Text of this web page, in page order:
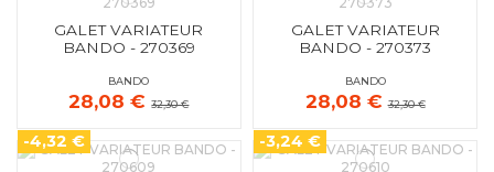
GALET VARIATEUR
BANDO - 270369
BANDO
28,08 €32,30 €
GALET VARIATEUR
BANDO - 270373
BANDO
28,08 €32,30 €
-4,32 € -3,24 €